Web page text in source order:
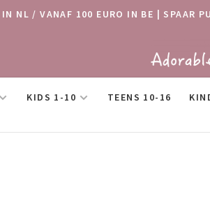
NL / VANAF 100 EURO IN BE | SPAAR
KIDS 1-10 TEENS 10-16